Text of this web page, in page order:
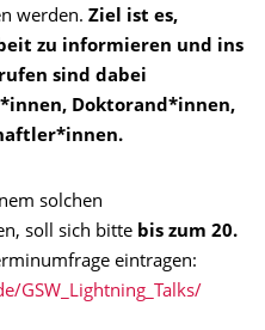
werden. Ziel ist es,
zu informieren und ins
sind dabei
Doktorand*innen,
solchen
soll sich bitte bis zum 20.
eintragen:
GSW_Lightning_Talks/